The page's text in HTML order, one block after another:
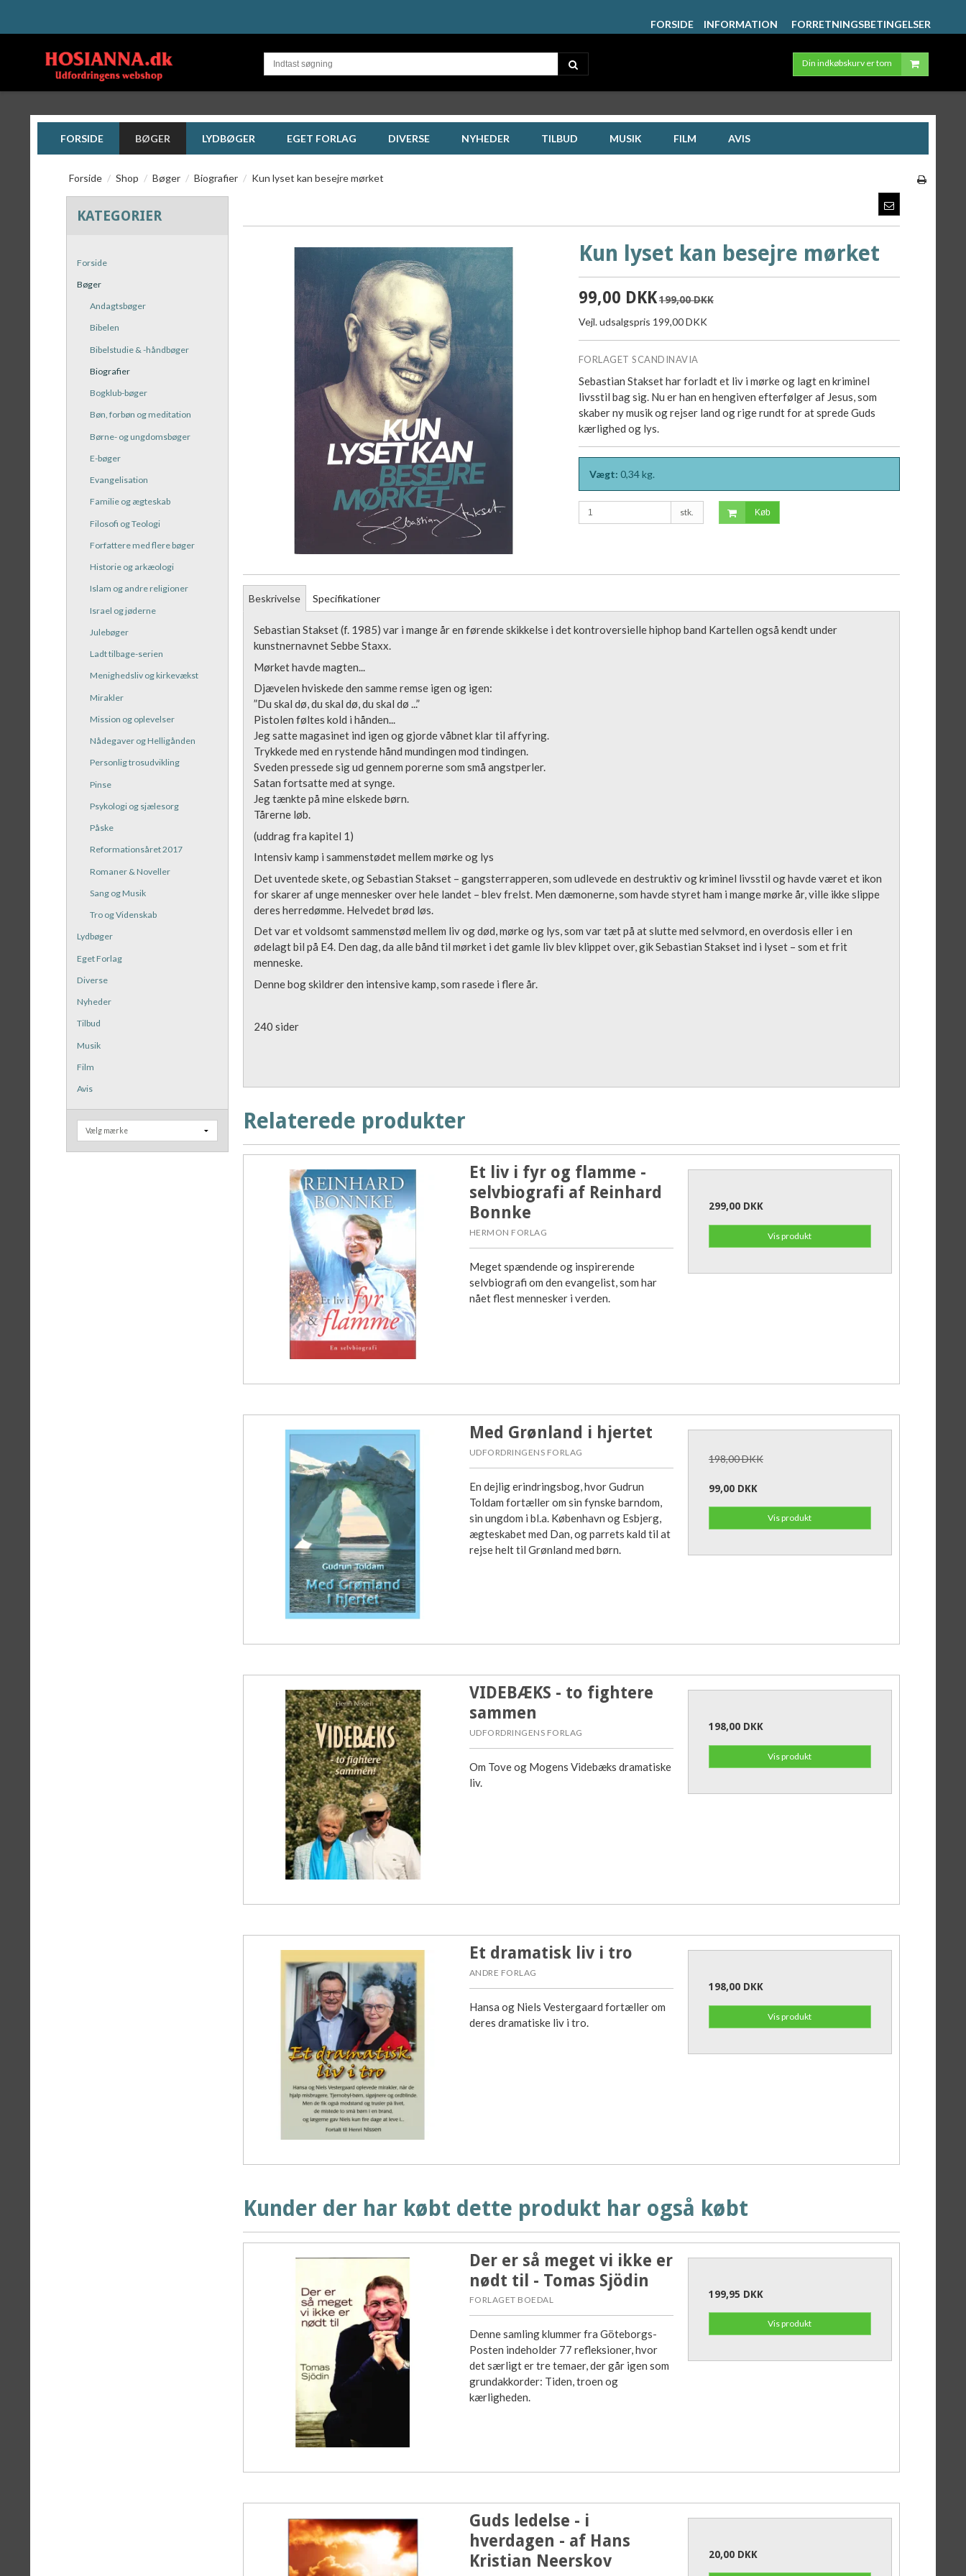
FORSIDE INFORMATION FORRETNINGSBETINGELSER
Din indkøbskurv er tom
FORSIDE BØGER LYDBØGER EGET FORLAG DIVERSE NYHEDER TILBUD MUSIK FILM AVIS
Forside / Shop / Bøger / Biografier / Kun lyset kan besejre mørket
KATEGORIER
Forside
Bøger
Andagtsbøger
Bibelen
Bibelstudie & -håndbøger
Biografier
Bogklub-bøger
Bøn, forbøn og meditation
Børne- og ungdomsbøger
E-bøger
Evangelisation
Familie og ægteskab
Filosofi og Teologi
Forfattere med flere bøger
Historie og arkæologi
Islam og andre religioner
Israel og jøderne
Julebøger
Ladt tilbage-serien
Menighedsliv og kirkevækst
Mirakler
Mission og oplevelser
Nådegaver og Helligånden
Personlig trosudvikling
Pinse
Psykologi og sjælesorg
Påske
Reformationsåret 2017
Romaner & Noveller
Sang og Musik
Tro og Videnskab
Lydbøger
Eget Forlag
Diverse
Nyheder
Tilbud
Musik
Film
Avis
Kun lyset kan besejre mørket
99,00 DKK199,00 DKK
Vejl. udsalgspris 199,00 DKK
FORLAGET SCANDINAVIA
Sebastian Stakset har forladt et liv i mørke og lagt en kriminel
livsstil bag sig. Nu er han en hengiven efterfølger af Jesus, som
skaber ny musik og rejser land og rige rundt for at sprede Guds
kærlighed og lys.
Vægt: 0,34kg.
stk. Køb
Beskrivelse Specifikationer
Sebastian Stakset (f. 1985) var i mange år en førende skikkelse i det kontroversielle hiphop band Kartellen også kendt under
kunstnernavnet Sebbe Staxx.
Mørket havde magten...
Djævelen hviskede den samme remse igen og igen:
”Du skal dø, du skal dø, du skal dø ...”
Pistolen føltes kold i hånden...
Jeg satte magasinet ind igen og gjorde våbnet klar til affyring.
Trykkede med en rystende hånd mundingen mod tindingen.
Sveden pressede sig ud gennem porerne som små angstperler.
Satan fortsatte med at synge.
Jeg tænkte på mine elskede børn.
Tårerne løb.
(uddrag fra kapitel 1)
Intensiv kamp i sammenstødet mellem mørke og lys
Det uventede skete, og Sebastian Stakset – gangsterrapperen, som udlevede en destruktiv og kriminel livsstil og havde været et ikon
for skarer af unge mennesker over hele landet – blev frelst. Men dæmonerne, som havde styret ham i mange mørke år, ville ikke slippe
deres herredømme. Helvedet brød løs.
Det var et voldsomt sammenstød mellem liv og død, mørke og lys, som var tæt på at slutte med selvmord, en overdosis eller i en
ødelagt bil på E4. Den dag, da alle bånd til mørket i det gamle liv blev klippet over, gik Sebastian Stakset ind i lyset – som et frit
menneske.
Denne bog skildrer den intensive kamp, som rasede i flere år.
240 sider
Relaterede produkter
Et liv i fyr og flamme -
selvbiografi af Reinhard
Bonnke
HERMON FORLAG
Meget spændende og inspirerende
selvbiografi om den evangelist, som har
nået flest mennesker i verden.
299,00 DKK
Vis produkt
Med Grønland i hjertet
UDFORDRINGENS FORLAG
En dejlig erindringsbog, hvor Gudrun
Toldam fortæller om sin fynske barndom,
sin ungdom i bl.a. København og Esbjerg,
ægteskabet med Dan, og parrets kald til at
rejse helt til Grønland med børn.
198,00 DKK
99,00 DKK
Vis produkt
VIDEBÆKS - to fightere
sammen
UDFORDRINGENS FORLAG
Om Tove og Mogens Videbæks dramatiske
liv.
198,00 DKK
Vis produkt
Et dramatisk liv i tro
ANDRE FORLAG
Hansa og Niels Vestergaard fortæller om
deres dramatiske liv i tro.
198,00 DKK
Vis produkt
Kunder der har købt dette produkt har også købt
Der er så meget vi ikke er
nødt til - Tomas Sjödin
FORLAGET BOEDAL
Denne samling klummer fra Göteborgs-
Posten indeholder 77 refleksioner, hvor
det særligt er tre temaer, der går igen som
grundakkorder: Tiden, troen og
kærligheden.
199,95 DKK
Vis produkt
Guds ledelse - i
hverdagen - af Hans
Kristian Neerskov
20,00 DKK